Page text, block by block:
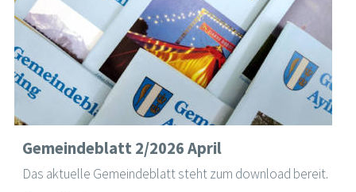
Gemeindeblatt 2/2026 April
Das aktuelle Gemeindeblatt steht zum download bereit.